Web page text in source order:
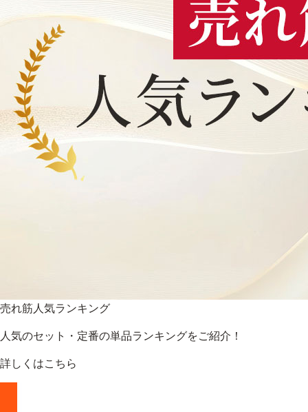
売れ筋人気ランキング
人気のセット・定番の単品ランキングをご紹介！
詳しくはこちら